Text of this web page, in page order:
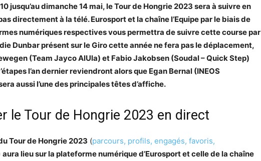
jusqu’au dimanche 14 mai, le Tour de Hongrie 2023 sera à suivre en
directement à la télé. Eurosport et la chaîne l’Equipe par le biais de
numériques respectives vous permettra de suivre cette course par
Dunbar présent sur le Giro cette année ne fera pas le déplacement,
(Team Jayco AlUla) et Fabio Jakobsen (Soudal – Quick Step)
l’an dernier reviendront alors que Egan Bernal (INEOS
aussi l’une des principales têtes d’affiche.
le Tour de Hongrie 2023 en direct
Tour de Hongrie 2023 (parcours, profils, engagés, favoris,
aura lieu sur la plateforme numérique d’Eurosport et celle de la chaîne